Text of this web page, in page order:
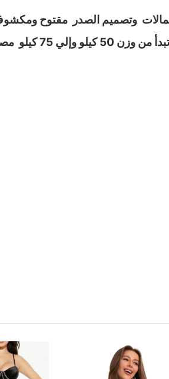
حمالات وتصميم الصدر مقتوح
خامة زبده ليكرا خامة ناعمة وطرية تساعدك علي الراحة اثناء